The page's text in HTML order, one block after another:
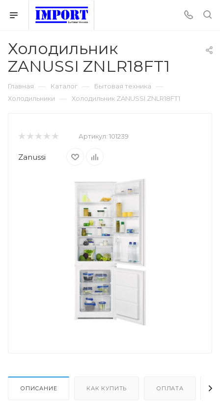
Холодильник
ZANUSSI ZNLR18FT1
Главная — Каталог — Бытовая техника —
Холодильники — Холодильник ZANUSSI ZNLR18FT1
Артикул: 101239
Zanussi
ОПИСАНИЕ КАК КУПИТЬ ОПЛАТА